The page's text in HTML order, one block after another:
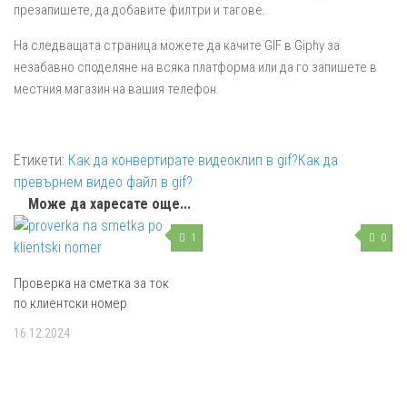
презапишете, да добавите филтри и тагове.
На следващата страница можете да качите GIF в Giphy за
незабавно споделяне на всяка платформа или да го запишете в
местния магазин на вашия телефон.
Етикети: Как да конвертирате видеоклип в gif?Как да
превърнем видео файл в gif?
Може да харесате още...
1
Проверка на сметка за ток
по клиентски номер
16.12.2024
0